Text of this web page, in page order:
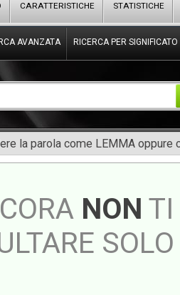
CARATTERISTICHE STATISTICHE
AVANZATA RICERCA PER SIGNIFICATO
la parola come LEMMA oppure
NON TI